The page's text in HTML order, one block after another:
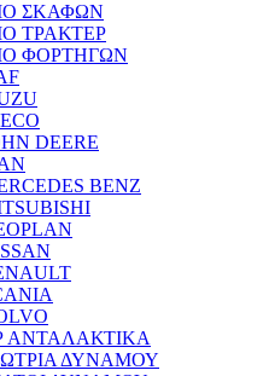
ΣΚΑΦΩΝ
ΤΡΑΚΤΕΡ
ΦΟΡΤΗΓΩΝ
DEERE
BENZ
ΑΝΤΑΛΑΚΤΙΚΑ
ΔΥΝΑΜΟΥ